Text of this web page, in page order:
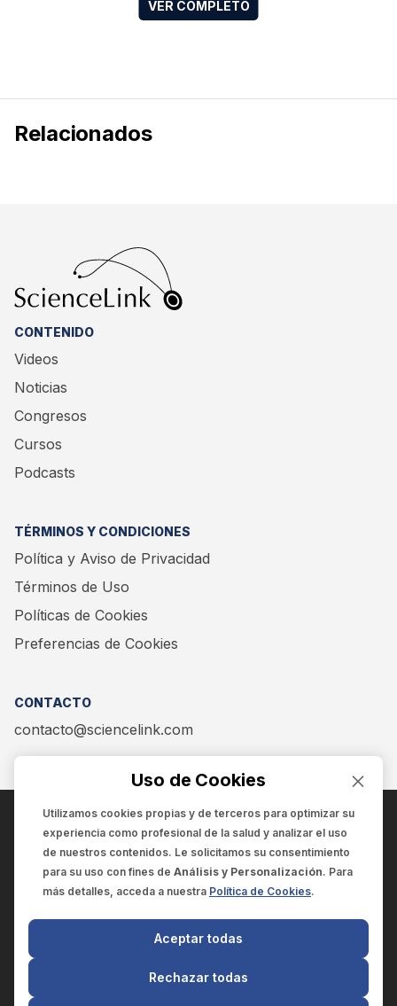
Excellence para residentes de Oncología Médica del
Relacionados
CONTENIDO
Videos
Noticias
Congresos
Cursos
Podcasts
TÉRMINOS Y CONDICIONES
Política y Aviso de Privacidad
Términos de Uso
Políticas de Cookies
Preferencias de Cookies
CONTACTO
contacto@sciencelink.com
ENCUÉNTRANOS EN:
SCIENCELINK
SCILINK COMUNICACIÓN CIENTÍFICA SC
El contenido y la información de este sitio web es exclusivo
Uso de Cookies
Utilizamos cookies propias y de terceros para optimizar su
experiencia como profesional de la salud y analizar el uso
de nuestros contenidos. Le solicitamos su consentimiento
para su uso con fines de Análisis y Personalización. Para
más detalles, acceda a nuestra Política de Cookies.
Rechazar todas
Aceptar todas